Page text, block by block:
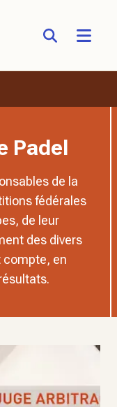
Padel
de la
fédérales
de leur
des divers
compte, en